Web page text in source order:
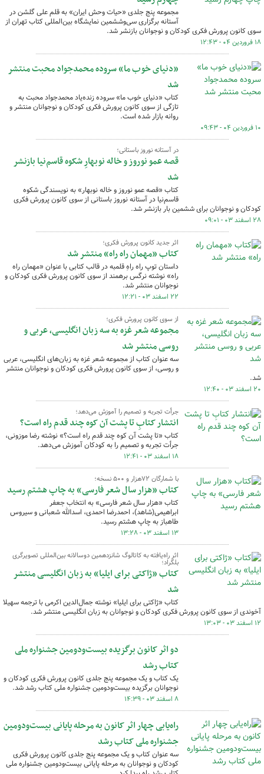
مجموعه پنج جلدی «حیات وحش ایران» به قلم علی گلشن در
آستانه برگزاری سی‌وششمین نمایشگاه بین‌المللی کتاب تهران از
سوی کانون پرورش فکری کودکان و نوجوانان بازنشر شد.
۱۸ فروردین ۰۴ - ۱۲:۴۳
«دنیای خوب ما» سروده محمدجواد محبت منتشر
شد
کتاب «دنیای خوب ما» سروده زنده‌یاد محمدجواد محبت به
تازگی از سوی کانون پرورش فکری کودکان و نوجوانان منتشر و
روانه بازار شده است.
۱۰ فروردین ۰۴ - ۰۹:۴۳
در آستانه نوروز باستانی؛
قصه‌ عمو نوروز و خاله نوبهارِ شکوه‌ قاسم‌نیا بازنشر
شد
کتاب «قصه‌ عمو نوروز و خاله نوبهار» به نویسندگی شکوه
قاسم‌نیا در آستانه نوروز باستانی از سوی کانون پرورش فکری
کودکان و نوجوانان برای ششمین بار بازنشر شد.
۲۸ اسفند ۰۳ - ۰۹:۰۱
اثر جدید کانون پرورش فکری؛
کتاب «مهمان راه راه» منتشر شد
داستان توپ راه راهِ قلمبه در قالب کتابی با عنوان «مهمان راه
راه» نوشته نرگس برهمند از سوی کانون پرورش فکری کودکان و
نوجوانان منتشر شد.
۲۲ اسفند ۰۳ - ۱۲:۲۱
از سوی کانون پرورش فکری؛
مجموعه‌ شعر غزه به سه زبان انگلیسی، عربی و
روسی منتشر شد
سه عنوان کتاب از مجموعه شعر غزه به زبان‌های انگلیسی، عربی
و روسی، از سوی کانون پرورش فکری کودکان و نوجوانان منتشر
شد.
۲۰ اسفند ۰۳ - ۱۲:۴۰
جرأت تجربه و تصمیم را آموزش می‌دهد؛
انتشار کتابِ تا پشت آن کوه چند قدم راه است؟
کتاب «تا پشت آن کوه چند قدم راه است؟» نوشته رضا موزونی،
جرأت تجربه و تصمیم را به کودکان آموزش می‌دهد.
۱۸ اسفند ۰۳ - ۱۲:۴۱
با شمارگان ۷۲هزار و ۵۰۰ نسخه؛
کتاب «هزار سال شعر فارسی» به چاپ هشتم رسید
کتاب «هزار سال شعر فارسی» به انتخاب جعفر
ابراهیمی(شاهد)، احمدرضا احمدی، اسدالله شعبانی و سیروس
طاهباز به چاپ هشتم رسید.
۱۳ اسفند ۰۳ - ۱۳:۲۸
اثر راه‌یافته به کاتالوگ شانزدهمین دوسالانه بین‌المللی تصویرگری
بلگراد؛
کتاب «ژاکتی برای ایلیا» به زبان انگلیسی منتشر
شد
کتاب «ژاکتی برای ایلیا» نوشته جمال‌الدین اکرمی با ترجمه سهیلا
آخوندی از سوی کانون پرورش فکری کودکان و نوجوانان به زبان انگلیسی منتشر شد.
۱۲ اسفند ۰۳ - ۱۳:۰۳
دو اثر کانون برگزیده بیست‌ودومین جشنواره ملی
کتاب رشد
یک کتاب و یک مجموعه پنج جلدی کانون پرورش فکری کودکان و
نوجوانان برگزیده بیست‌ودومین جشنواره ملی کتاب رشد شد.
۸ اسفند ۰۳ - ۱۴:۳۹
راه‌یابی چهار اثر کانون به مرحله پایانی بیست‌ودومین
جشنواره ملی کتاب رشد
سه عنوان کتاب و یک مجموعه پنج جلدی کانون پرورش فکری
کودکان و نوجوانان به مرحله پایانی بیست‌ودومین جشنواره ملی